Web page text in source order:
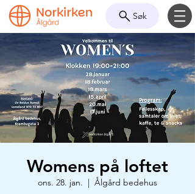
Søk
Womens på loftet
ons. 28. jan.
  |
Ålgård bedehus